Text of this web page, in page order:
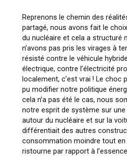
Reprenons le chemin des
partagé, nous avons fait le
du nucléaire et cela a structuré
n’avons pas pris les virages à
résisté contre le véhicule
électrique, contre l’électricité
localement, c’est vrai ! Le choc
pu modifier notre politique
cela n’a pas été le cas, nous
notre esprit de système sur
autour du nucléaire et sur la
différentiait des autres
consommation moindre tout en
ristourne par rapport à